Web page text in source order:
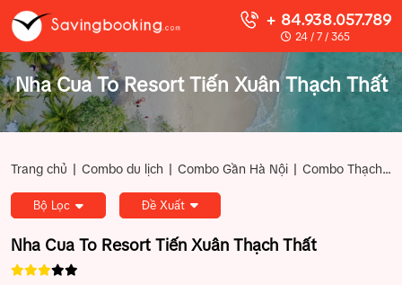
+ 84.938.057.789
24 / 7 / 365
Nha Cua To Resort Tiến Xuân Thạch Thất
Trang chủ | Combo du lịch | Combo Gần Hà Nội | Combo Thạch Thất
Bộ Lọc Đề Xuất
Nha Cua To Resort Tiến Xuân Thạch Thất